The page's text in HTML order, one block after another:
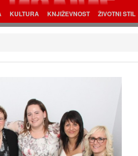
KULTURA KNJIŽEVNOST ŽIVOTNI STIL